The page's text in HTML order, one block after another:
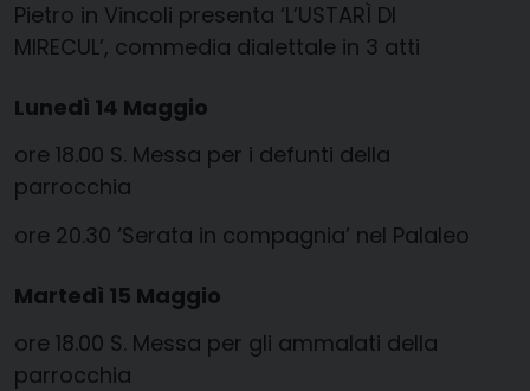
Pietro in Vincoli presenta ‘L’USTARÌ DI
MIRECUL’, commedia dialettale in 3 atti
Lunedì 14 Maggio
ore 18.00 S. Messa per i defunti della
parrocchia
ore 20.30 ‘Serata in compagnia’ nel Palaleo
Martedì 15 Maggio
ore 18.00 S. Messa per gli ammalati della
parrocchia